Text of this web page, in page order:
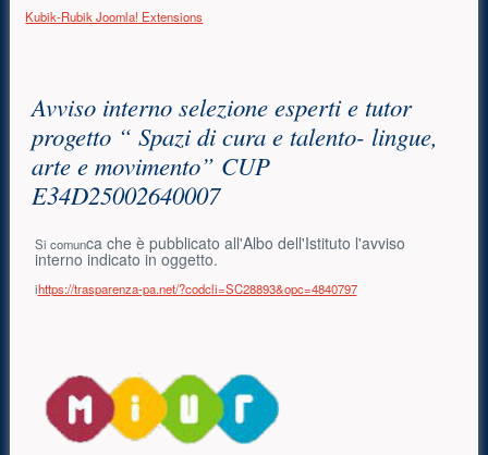
Kubik-Rubik Joomla! Extensions
Avviso interno selezione esperti e tutor
progetto “ Spazi di cura e talento- lingue,
arte e movimento” CUP
E34D25002640007
Si comunca che è pubblicato all'Albo dell'Istituto l'avviso
interno indicato in oggetto.
ihttps://trasparenza-pa.net/?codcli=SC28893&opc=4840797
Risorse aggiuntive (colonna di destra)